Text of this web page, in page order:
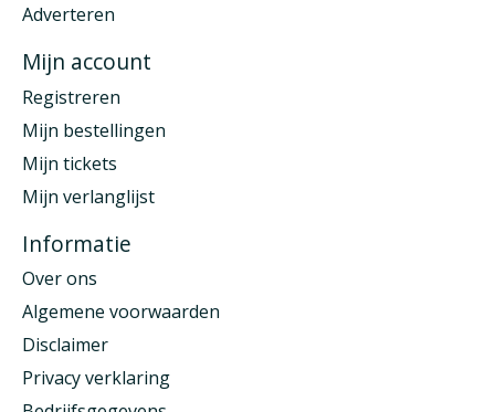
Adverteren
Mijn account
Registreren
Mijn bestellingen
Mijn tickets
Mijn verlanglijst
Informatie
Over ons
Algemene voorwaarden
Disclaimer
Privacy verklaring